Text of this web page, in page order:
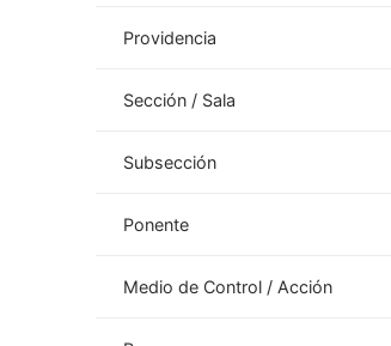
Providencia
Sección / Sala
Subsección
Ponente
Medio de Control / Acción